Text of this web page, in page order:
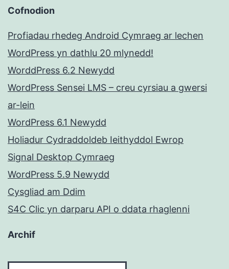
Cofnodion
Profiadau rhedeg Android Cymraeg ar lechen
WordPress yn dathlu 20 mlynedd!
WorddPress 6.2 Newydd
WordPress Sensei LMS – creu cyrsiau a gwersi
ar-lein
WordPress 6.1 Newydd
Holiadur Cydraddoldeb Ieithyddol Ewrop
Signal Desktop Cymraeg
WordPress 5.9 Newydd
Cysgliad am Ddim
S4C Clic yn darparu API o ddata rhaglenni
Archif